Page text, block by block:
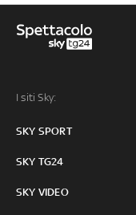
I siti Sky:
SKY SPORT
SKY TG24
SKY VIDEO